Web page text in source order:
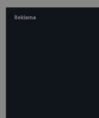
Reklama